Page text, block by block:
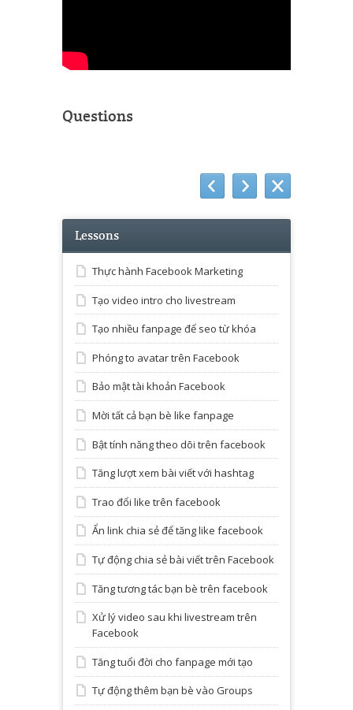
Questions
Lessons
Thực hành Facebook Marketing
Tạo video intro cho livestream
Tạo nhiều fanpage để seo từ khóa
Phóng to avatar trên Facebook
Bảo mật tài khoản Facebook
Mời tất cả bạn bè like fanpage
Bật tính năng theo dõi trên facebook
Tăng lượt xem bài viết với hashtag
Trao đổi like trên facebook
Ẩn link chia sẻ để tăng like facebook
Tự động chia sẻ bài viết trên Facebook
Tăng tương tác bạn bè trên facebook
Xử lý video sau khi livestream trên
Facebook
Tăng tuổi đời cho fanpage mới tạo
Tự động thêm bạn bè vào Groups